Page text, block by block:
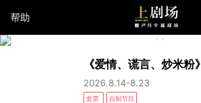
帮助
《爱情、谎言、炒米粉》
2026.8.14-8.23
套票 自制节目